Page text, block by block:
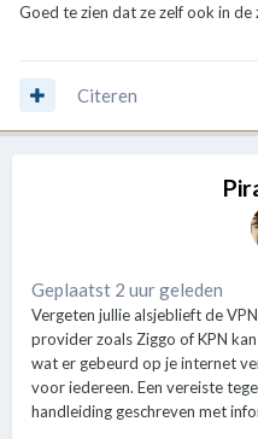
Goed te zien dat ze zelf ook in de
Citeren
Geplaatst 2 uur geleden
Vergeten jullie alsjeblieft de
provider zoals Ziggo of KPN
wat er gebeurd op je internet
voor iedereen. Een vereiste
handleiding geschreven met